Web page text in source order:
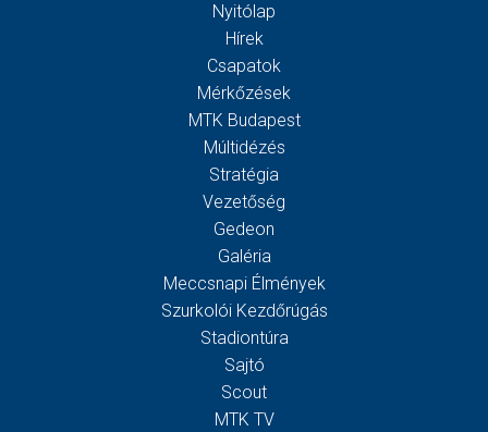
Nyitólap
Hírek
Csapatok
Mérkőzések
MTK Budapest
Múltidézés
Stratégia
Vezetőség
Gedeon
Galéria
Meccsnapi Élmények
Szurkolói Kezdőrúgás
Stadiontúra
Sajtó
Scout
MTK TV